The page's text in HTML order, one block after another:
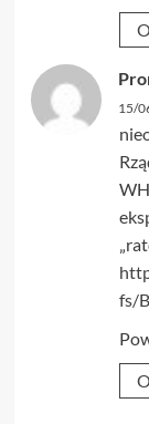
15/
fs/